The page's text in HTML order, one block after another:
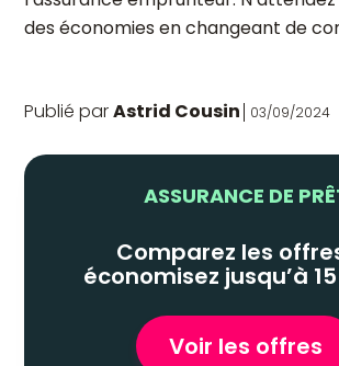
des économies en changeant de
Publié parAstrid Cousin 03/09/2024
ASSURANCE DE
Comparez les
économisez jusqu’à
Voir les offres